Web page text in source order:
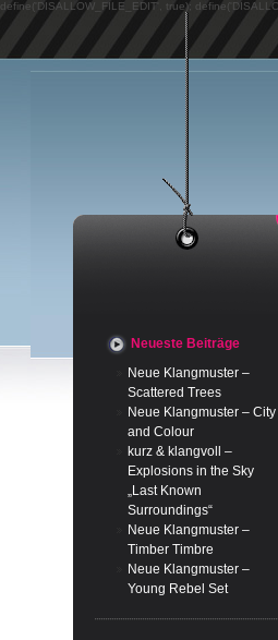
define('DISALLOW_FILE_EDIT', true);
Neueste Beiträge
Neue Klangmuster –
Scattered Trees
Neue Klangmuster – City
and Colour
kurz & klangvoll –
Explosions in the Sky
„Last Known
Surroundings“
Neue Klangmuster –
Timber Timbre
Neue Klangmuster –
Young Rebel Set